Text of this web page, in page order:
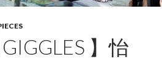
GIGGLES 】怡